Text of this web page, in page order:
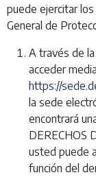
puede ejercitar
General de
A través de
acceder
https://
la sede
encontrará
DERECHOS
usted puede
función del